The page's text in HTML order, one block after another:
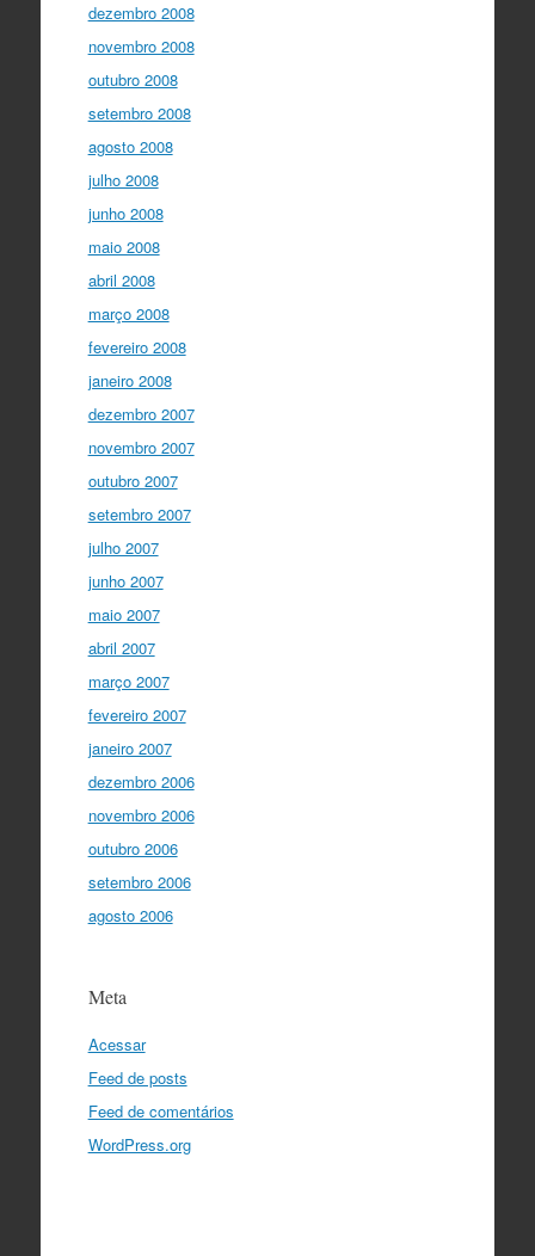
dezembro 2008
novembro 2008
outubro 2008
setembro 2008
agosto 2008
julho 2008
junho 2008
maio 2008
abril 2008
março 2008
fevereiro 2008
janeiro 2008
dezembro 2007
novembro 2007
outubro 2007
setembro 2007
julho 2007
junho 2007
maio 2007
abril 2007
março 2007
fevereiro 2007
janeiro 2007
dezembro 2006
novembro 2006
outubro 2006
setembro 2006
agosto 2006
Meta
Acessar
Feed de posts
Feed de comentários
WordPress.org